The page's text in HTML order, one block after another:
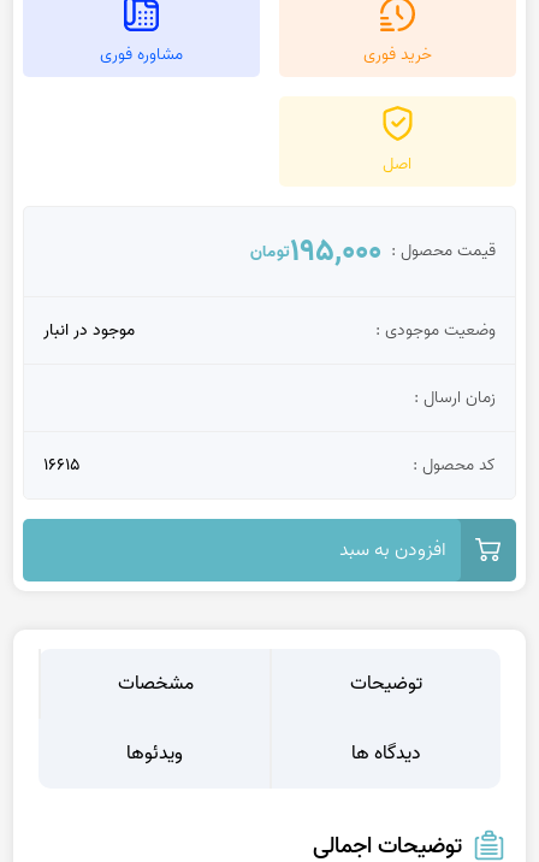
خرید فوری مشاوره فوری
اصل
قیمت محصول : 195,000تومان
وضعیت موجودی : موجود در انبار
زمان ارسال :
کد محصول : 16615
افزودن به سبد
توضیحات مشخصات
دیدگاه ها ویدئوها
توضیحات اجمالی